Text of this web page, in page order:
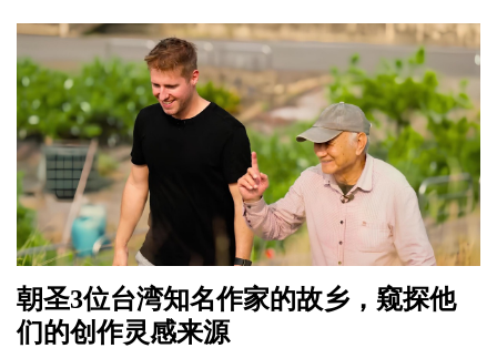
朝圣3位台湾知名作家的故乡，窥探他
们的创作灵感来源